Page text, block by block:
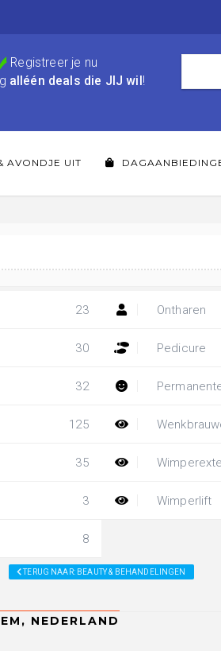
Registreer je nu
alléén deals die JIJ wil !
AVONDJE UIT
23
30
32
125
35
3
8
Ontharen
Pedicure
Wimperlift
TERUG NAAR: BEAUTY & BEHANDELINGEN